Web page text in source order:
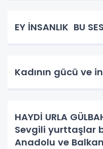
EY İNSANLIK BU
Kadının gücü ve
HAYDİ URLA
Sevgili yurttaşlar
Anadolu ve